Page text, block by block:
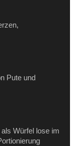
Pute und
Würfel lose im